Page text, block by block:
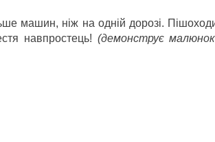
машин, ніж на одній дорозі.
навпростець! (демонструє